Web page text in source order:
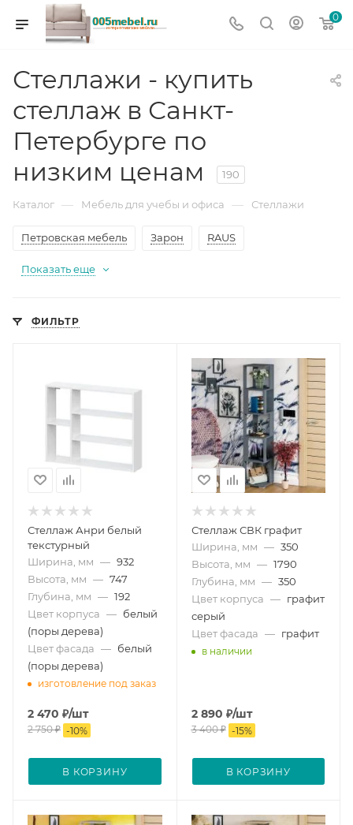
0
Стеллажи - купить
стеллаж в Санкт-
Петербурге по
низким ценам
190
Каталог — Мебель для учебы и офиса — Стеллажи
Петровская мебель Зарон RAUS
Показать еще
ФИЛЬТР
Стеллаж Анри белый
текстурный
Ширина, мм — 932
Высота, мм — 747
Глубина, мм — 192
Цвет корпуса — белый
(поры дерева)
Цвет фасада — белый
(поры дерева)
изготовление под заказ
2 470 ₽/шт
2 750₽ -10%
В КОРЗИНУ
Стеллаж СВК графит
Ширина, мм — 350
Высота, мм — 1790
Глубина, мм — 350
Цвет корпуса — графит
серый
Цвет фасада — графит
в наличии
2 890 ₽/шт
3 400₽ -15%
В КОРЗИНУ